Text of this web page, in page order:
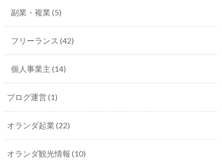
副業・複業 (5)
フリーランス (42)
個人事業主 (14)
ブログ運営 (1)
オランダ起業 (22)
オランダ観光情報 (10)